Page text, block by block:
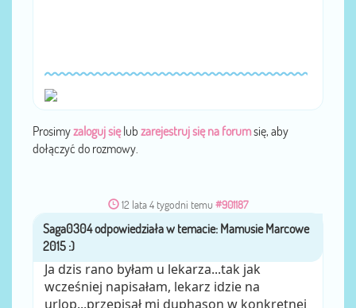
Prosimyzaloguj sięlub zarejestruj się na forumsię, aby
dołączyć do rozmowy.
12 lata 4 tygodni temu #901187
przezSaga0304
Ja dzis rano byłam u lekarza...tak jak
wcześniej napisałam, lekarz idzie na
urlop...przepisał mi duphason w konkretnej